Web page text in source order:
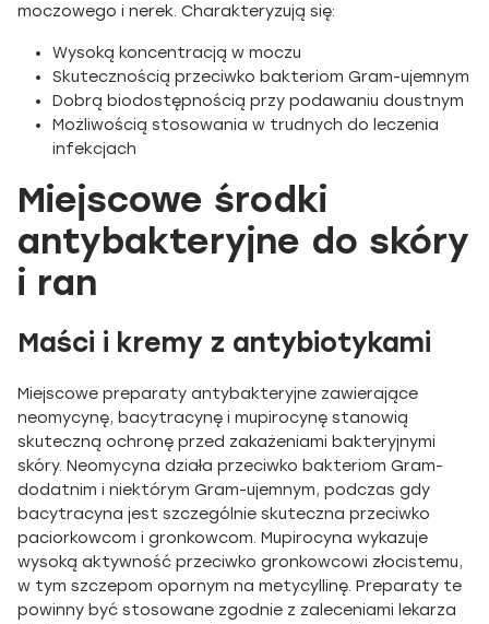
moczowego i nerek. Charakteryzują się:
Wysoką koncentracją w moczu
Skutecznością przeciwko bakteriom Gram-ujemnym
Dobrą biodostępnością przy podawaniu doustnym
Możliwością stosowania w trudnych do leczenia
infekcjach
Miejscowe środki
antybakteryjne do skóry
i ran
Maści i kremy z antybiotykami
Miejscowe preparaty antybakteryjne zawierające
neomycynę, bacytracynę i mupirocynę stanowią
skuteczną ochronę przed zakażeniami bakteryjnymi
skóry. Neomycyna działa przeciwko bakteriom Gram-
dodatnim i niektórym Gram-ujemnym, podczas gdy
bacytracyna jest szczególnie skuteczna przeciwko
paciorkowcom i gronkowcom. Mupirocyna wykazuje
wysoką aktywność przeciwko gronkowcowi złocistemu,
w tym szczepom opornym na metycyllinę. Preparaty te
powinny być stosowane zgodnie z zaleceniami lekarza